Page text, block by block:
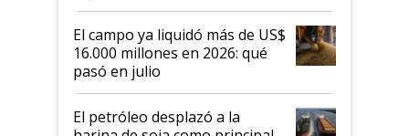
El campo ya liquidó más de US$
16.000 millones en 2026: qué
pasó en julio
El petróleo desplazó a la